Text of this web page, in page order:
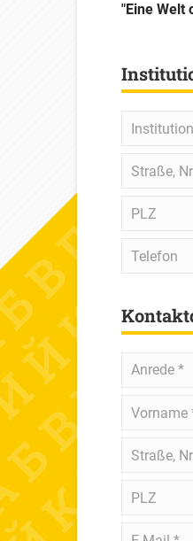
"Eine Welt
Institution/
Straße,
Nr.
PLZ
Telefon
Anrede
Anrede *
Vorname
Straße,
Nr.
PLZ
E-